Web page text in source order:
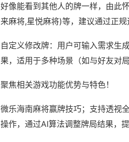
好像能看到其他人的牌一样，由此
来麻将,星悦麻将)等，建议通过正规
自定义修改牌：用户可输入需求生
果，适用于多种场景（如与好友对
聚焦相关游戏功能优势与特色！
微乐海南麻将赢牌技巧；支持透视
操作，通过AI算法调整牌局结果，提